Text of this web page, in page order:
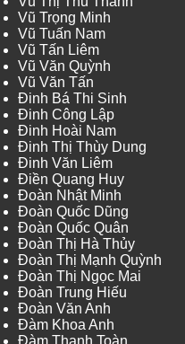
Vũ Trọng Minh
Vũ Tuấn Nam
Vũ Tấn Liêm
Vũ Văn Quỳnh
Vũ Văn Tấn
Đinh Bá Thi Sinh
Đinh Công Lập
Đinh Hoài Nam
Đinh Thị Thùy Dung
Đinh Văn Liêm
Điền Quang Huy
Đoàn Nhật Minh
Đoàn Quốc Dũng
Đoàn Quốc Quân
Đoàn Thị Hà Thủy
Đoàn Thị Mạnh Quỳnh
Đoàn Thị Ngọc Mai
Đoàn Trung Hiếu
Đoàn Văn Anh
Đàm Khoa Anh